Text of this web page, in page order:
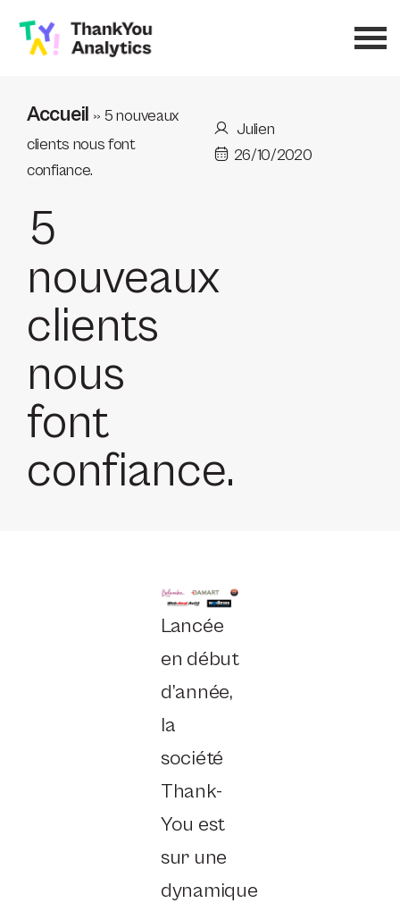
Accueil » 5 nouveaux
clients nous font
confiance.
5
nouveaux
clients
nous
font
confiance.
Julien
26/10/2020
Lancée
en début
d’année,
la
société
Thank-
You est
sur une
dynamique